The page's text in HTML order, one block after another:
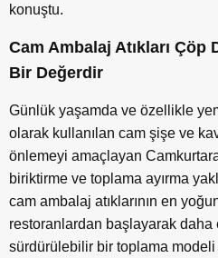
konuştu.
Cam Ambalaj Atıkları Çöp
Bir Değerdir
Günlük yaşamda ve özellikle
olarak kullanılan cam şişe ve
önlemeyi amaçlayan
biriktirme ve toplama ayırma
cam ambalaj atıklarının en
restoranlardan başlayarak
sürdürülebilir bir toplama modeli